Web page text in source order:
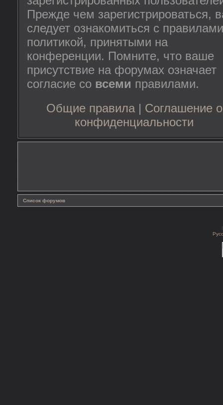
Прежде чем зарегистрироваться,
следует ознакомиться с
политикой, принятыми на
конференции. Помните, что ваше
присутствие на форумах означает
согласие со всеми правилами.
Общие правила| Соглашение о
конфиденциальности
Список форумов